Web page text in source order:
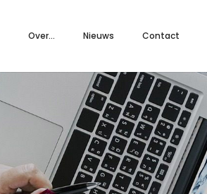
Over… Nieuws Contact